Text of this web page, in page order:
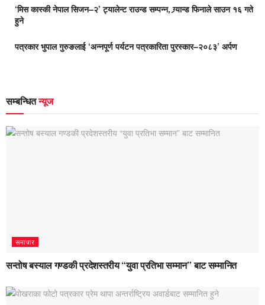
‘मिस कास्की नेपाल सिजन–२’ ट्यालेन्ट राउन्ड सम्पन्न, ग्र्यान्ड फिनाले साउन १६ गते
हुने
पत्रकार भुपाल गुरुङलाई ‘अन्नपूर्ण पर्यटन पत्रकारिता पुरस्कार–२०८३’ अर्पण
सम्बन्धितन्यूज
समाचार
सन्तोष बस्याल गण्डकी प्रदेशस्तरीय “युवा प्रतिभा सम्मान” बाट सम्मानित